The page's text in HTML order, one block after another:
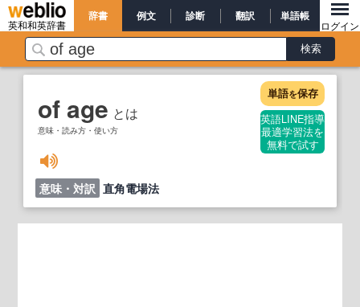
英和和英辞書
辞書 例文 診断 翻訳 単語帳
ログイン
of age とは
意味・読み方・使い方
単語を保存
英語LINE指導
最適学習法を
無料で試す
意味・対訳 直角電場法